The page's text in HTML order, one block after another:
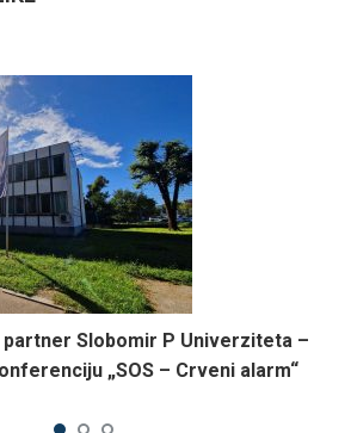
Slobomir P Univerziteta –
„SOS – Crveni alarm“